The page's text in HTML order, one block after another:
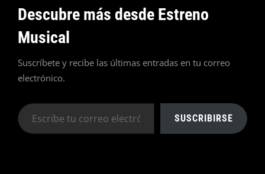
Descubre más desde Estreno
Musical
Suscríbete y recibe las últimas entradas en tu correo
electrónico.
Escribe
tu
SUSCRIBIRSE